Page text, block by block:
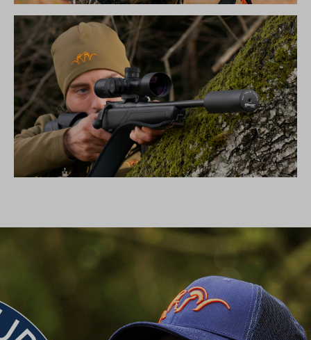
DIE NEUE SILENCE KOLLEKTION
BLASER CUP 2026